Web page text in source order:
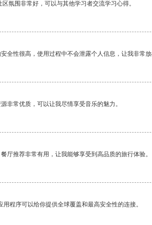
氛围非常好，可以与其他学习者交流学习心得。
全性很高，使用过程中不会泄露个人信息，让我非常
非常优质，可以让我尽情享受音乐的魅力。
厅推荐非常有用，让我能够享受到高品质的旅行体验。
用程序可以给你提供全球覆盖和最高安全性的连接。